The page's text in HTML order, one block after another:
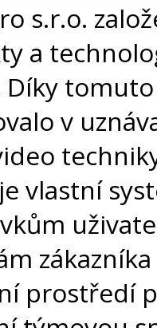
s.r.o.
a
Díky
v
vlastní
prostředí